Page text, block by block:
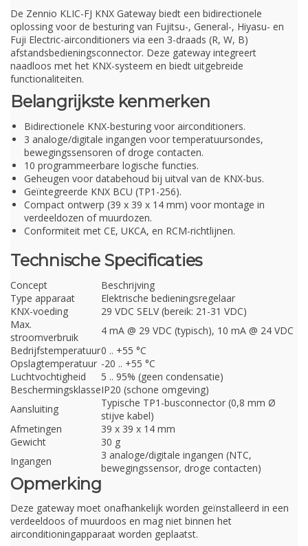
De Zennio KLIC-FJ KNX Gateway biedt een bidirectionele
oplossing voor de besturing van Fujitsu-, General-, Hiyasu- en
Fuji Electric-airconditioners via een 3-draads (R, W, B)
afstandsbedieningsconnector. Deze gateway integreert
naadloos met het KNX-systeem en biedt uitgebreide
functionaliteiten.
Belangrijkste kenmerken
Bidirectionele KNX-besturing voor airconditioners.
3 analoge/digitale ingangen voor temperatuursondes,
bewegingssensoren of droge contacten.
10 programmeerbare logische functies.
Geheugen voor databehoud bij uitval van de KNX-bus.
Geïntegreerde KNX BCU (TP1-256).
Compact ontwerp (39 x 39 x 14 mm) voor montage in
verdeeldozen of muurdozen.
Conformiteit met CE, UKCA, en RCM-richtlijnen.
Technische Specificaties
Concept
Beschrijving
Type apparaat
Elektrische bedieningsregelaar
KNX-voeding
29 VDC SELV (bereik: 21-31 VDC)
Max.
stroomverbruik
4 mA @ 29 VDC (typisch), 10 mA @ 24 VDC
Bedrijfstemperatuur0 .. +55 °C
Opslagtemperatuur -20 .. +55 °C
Luchtvochtigheid
5 .. 95% (geen condensatie)
BeschermingsklasseIP20 (schone omgeving)
Aansluiting
Typische TP1-busconnector (0,8 mm Ø
stijve kabel)
Afmetingen
39 x 39 x 14 mm
Gewicht
30 g
Ingangen
3 analoge/digitale ingangen (NTC,
bewegingssensor, droge contacten)
Opmerking
Deze gateway moet onafhankelijk worden geïnstalleerd in een
verdeeldoos of muurdoos en mag niet binnen het
airconditioningapparaat worden geplaatst.